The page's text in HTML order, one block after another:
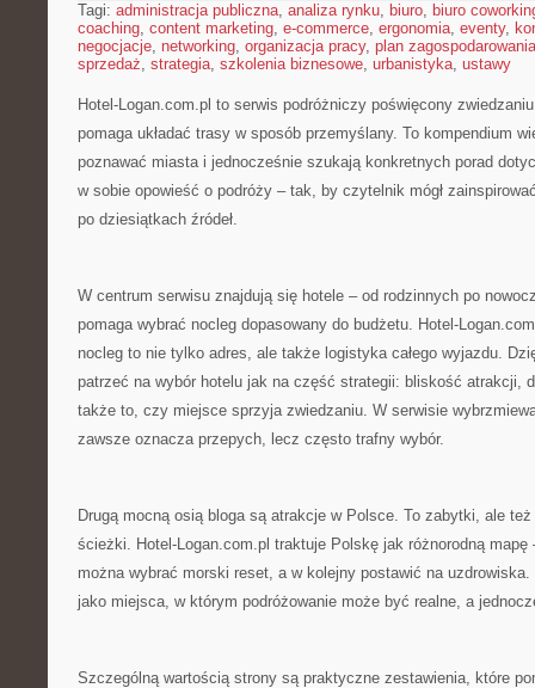
Tagi: administracja publiczna, analiza rynku, biuro, biuro
coaching, content marketing, e-commerce, ergonomia, eventy,
negocjacje, networking, organizacja pracy, plan zagospodarowania
sprzedaż, strategia, szkolenia biznesowe, urbanistyka, ustawy
Hotel-Logan.com.pl to serwis podróżniczy poświęcony
pomaga układać trasy w sposób przemyślany. To kompendium
poznawać miasta i jednocześnie szukają konkretnych porad
w sobie opowieść o podróży – tak, by czytelnik mógł
po dziesiątkach źródeł.
W centrum serwisu znajdują się hotele – od rodzinnych po
pomaga wybrać nocleg dopasowany do budżetu. Hotel-
nocleg to nie tylko adres, ale także logistyka całego wyjazdu.
patrzeć na wybór hotelu jak na część strategii: bliskość atrakcji,
także to, czy miejsce sprzyja zwiedzaniu. W serwisie
zawsze oznacza przepych, lecz często trafny wybór.
Drugą mocną osią bloga są atrakcje w Polsce. To zabytki, ale
ścieżki. Hotel-Logan.com.pl traktuje Polskę jak różnorodną mapę
można wybrać morski reset, a w kolejny postawić na
jako miejsca, w którym podróżowanie może być realne, a
Szczególną wartością strony są praktyczne zestawienia, które